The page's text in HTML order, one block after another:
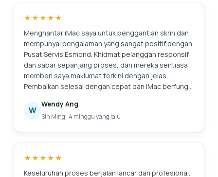
terasa seperti baru. Prestasi bateri telah bertambah
baik dengan ketara, sistem berjalan lebih lancar
selepas format semula dan pembersihan dalaman
jelas membantu dengan prestasi dan pengurusan
haba. Secara keseluruhan, perkhidmatan ini cekap,
boleh dipercayai dan dikendalikan secara
profesional. Saya tidak teragak-agak untuk
Alexandra kepada sesiapa sahaja yang mencari
servis komputer riba yang boleh dipercayai dan
★★★★★
Menghantar iMac saya untuk penggantian skrin dan
mempunyai pengalaman yang sangat positif dengan
Pusat Servis Esmond. Khidmat pelanggan responsif
dan sabar sepanjang proses, dan mereka sentiasa
memberi saya maklumat terkini dengan jelas.
Pembaikan selesai dengan cepat dan iMac berfungsi
kepada saya gambar-gambar pengumpulan habuk
dalaman dan menerangkan servis yang disyorkan
meyakinkan. Terima kasih atas perkhidmatan
profesional!
W
Wendy Ang
Sin Ming · 4 minggu yang lalu
★★★★★
Keseluruhan proses berjalan lancar dan profesional.